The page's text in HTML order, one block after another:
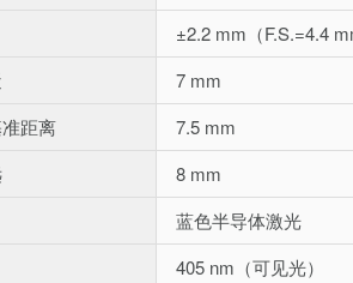
±2.2 mm（F.S.=4.4
7 mm
距离
7.5 mm
8 mm
蓝色半导体激光
405 nm（可见光）